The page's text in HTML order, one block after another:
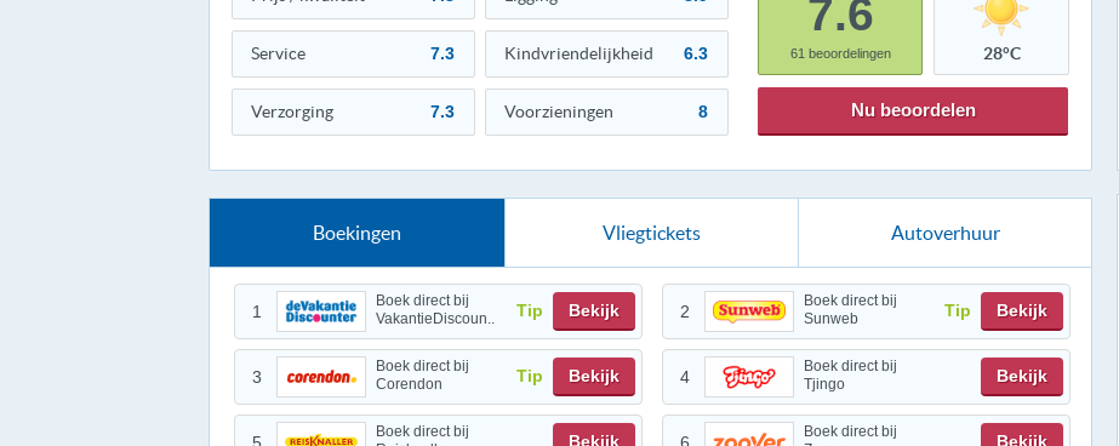
Service 7.3 Kindvriendelijkheid 6.3
Verzorging 7.3 Voorzieningen 8
7.6
61 beoordelingen 28°C
Nu beoordelen
Boekingen Vliegtickets Autoverhuur
1
Boek direct bij
VakantieDiscoun..
Tip Bekijk 2
Boek direct bij
Sunweb
Tip Bekijk
3
Boek direct bij
Corendon
Tip Bekijk 4
Boek direct bij
Tjingo
Bekijk
Boek direct bij
Bekijk
Boek direct bij
Bekijk